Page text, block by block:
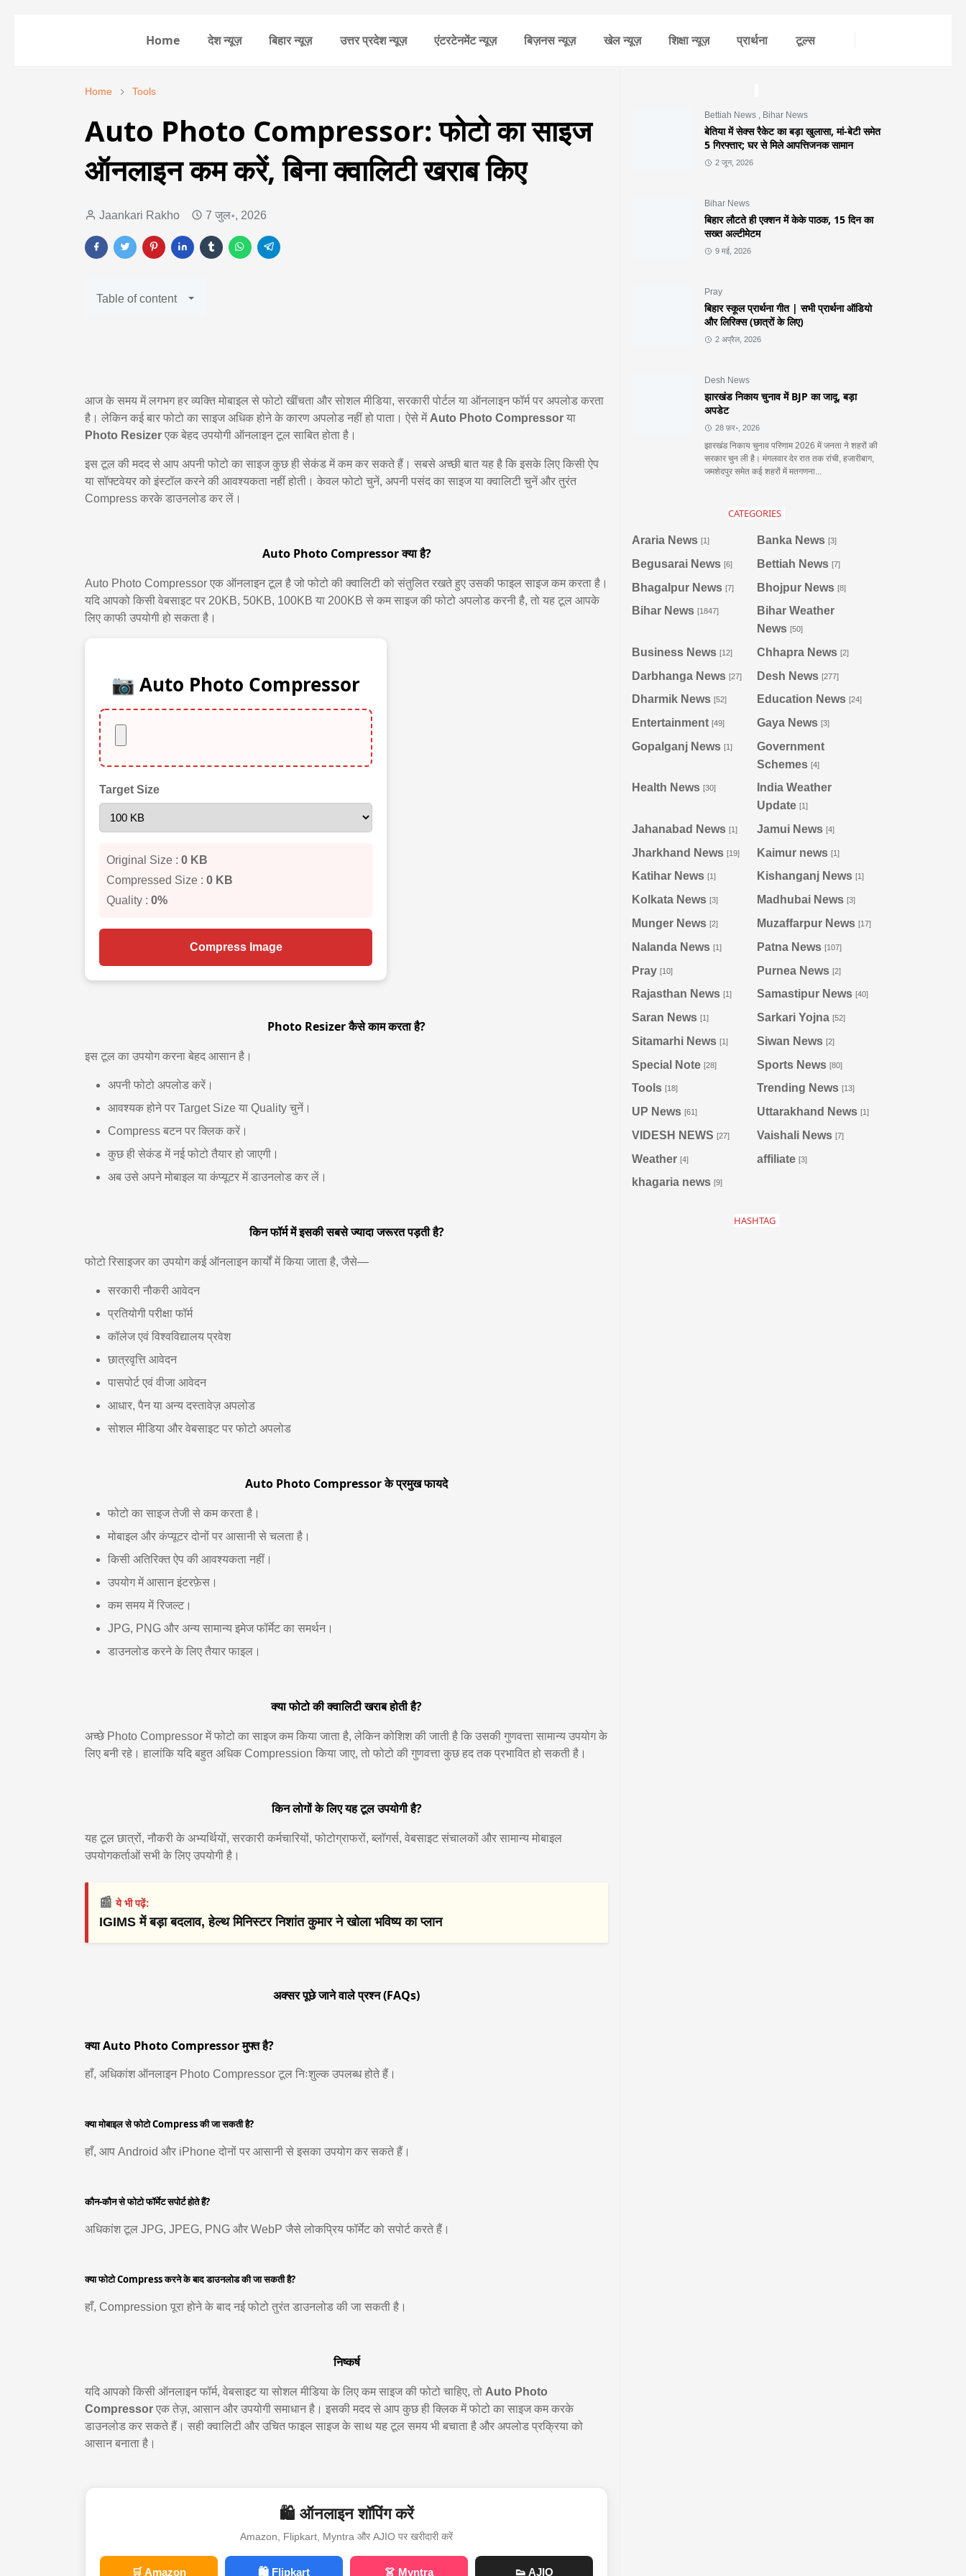
Home देश न्यूज़ बिहार न्यूज़ उत्तर प्रदेश न्यूज़ एंटरटेनमेंट न्यूज़ बिज़नस न्यूज़ खेल न्यूज़ शिक्षा न्यूज़ प्रार्थना टूल्स
Home Tools
Auto Photo Compressor: फोटो का साइज
ऑनलाइन कम करें, बिना क्वालिटी खराब किए
Jaankari Rakho 7 जुल॰, 2026
Table of content
आज के समय में लगभग हर व्यक्ति मोबाइल से फोटो खींचता और सोशल मीडिया, सरकारी पोर्टल या ऑनलाइन फॉर्म पर अपलोड करता
है। लेकिन कई बार फोटो का साइज अधिक होने के कारण अपलोड नहीं हो पाता। ऐसे में Auto Photo Compressor या
Photo Resizer एक बेहद उपयोगी ऑनलाइन टूल साबित होता है।
इस टूल की मदद से आप अपनी फोटो का साइज कुछ ही सेकंड में कम कर सकते हैं। सबसे अच्छी बात यह है कि इसके लिए किसी ऐप
या सॉफ्टवेयर को इंस्टॉल करने की आवश्यकता नहीं होती। केवल फोटो चुनें, अपनी पसंद का साइज या क्वालिटी चुनें और तुरंत
Compress करके डाउनलोड कर लें।
Auto Photo Compressor क्या है?
Auto Photo Compressor एक ऑनलाइन टूल है जो फोटो की क्वालिटी को संतुलित रखते हुए उसकी फाइल साइज कम करता है।
यदि आपको किसी वेबसाइट पर 20KB, 50KB, 100KB या 200KB से कम साइज की फोटो अपलोड करनी है, तो यह टूल आपके
लिए काफी उपयोगी हो सकता है।
📷 Auto Photo Compressor
Target Size
Original Size : 0 KB
Compressed Size : 0 KB
Quality : 0%
Compress Image
Photo Resizer कैसे काम करता है?
इस टूल का उपयोग करना बेहद आसान है।
अपनी फोटो अपलोड करें।
आवश्यक होने पर Target Size या Quality चुनें।
Compress बटन पर क्लिक करें।
कुछ ही सेकंड में नई फोटो तैयार हो जाएगी।
अब उसे अपने मोबाइल या कंप्यूटर में डाउनलोड कर लें।
किन फॉर्म में इसकी सबसे ज्यादा जरूरत पड़ती है?
फोटो रिसाइजर का उपयोग कई ऑनलाइन कार्यों में किया जाता है, जैसे—
सरकारी नौकरी आवेदन
प्रतियोगी परीक्षा फॉर्म
कॉलेज एवं विश्वविद्यालय प्रवेश
छात्रवृत्ति आवेदन
पासपोर्ट एवं वीजा आवेदन
आधार, पैन या अन्य दस्तावेज़ अपलोड
सोशल मीडिया और वेबसाइट पर फोटो अपलोड
Auto Photo Compressor के प्रमुख फायदे
फोटो का साइज तेजी से कम करता है।
मोबाइल और कंप्यूटर दोनों पर आसानी से चलता है।
किसी अतिरिक्त ऐप की आवश्यकता नहीं।
उपयोग में आसान इंटरफ़ेस।
कम समय में रिजल्ट।
JPG, PNG और अन्य सामान्य इमेज फॉर्मेट का समर्थन।
डाउनलोड करने के लिए तैयार फाइल।
क्या फोटो की क्वालिटी खराब होती है?
अच्छे Photo Compressor में फोटो का साइज कम किया जाता है, लेकिन कोशिश की जाती है कि उसकी गुणवत्ता सामान्य उपयोग के
लिए बनी रहे। हालांकि यदि बहुत अधिक Compression किया जाए, तो फोटो की गुणवत्ता कुछ हद तक प्रभावित हो सकती है।
किन लोगों के लिए यह टूल उपयोगी है?
यह टूल छात्रों, नौकरी के अभ्यर्थियों, सरकारी कर्मचारियों, फोटोग्राफरों, ब्लॉगर्स, वेबसाइट संचालकों और सामान्य मोबाइल
उपयोगकर्ताओं सभी के लिए उपयोगी है।
📰ये भी पढ़ें:
IGIMS में बड़ा बदलाव, हेल्थ मिनिस्टर निशांत कुमार ने खोला भविष्य का प्लान
अक्सर पूछे जाने वाले प्रश्न (FAQs)
क्या Auto Photo Compressor मुफ्त है?
हाँ, अधिकांश ऑनलाइन Photo Compressor टूल निःशुल्क उपलब्ध होते हैं।
क्या मोबाइल से फोटो Compress की जा सकती है?
हाँ, आप Android और iPhone दोनों पर आसानी से इसका उपयोग कर सकते हैं।
कौन-कौन से फोटो फॉर्मेट सपोर्ट होते हैं?
अधिकांश टूल JPG, JPEG, PNG और WebP जैसे लोकप्रिय फॉर्मेट को सपोर्ट करते हैं।
क्या फोटो Compress करने के बाद डाउनलोड की जा सकती है?
हाँ, Compression पूरा होने के बाद नई फोटो तुरंत डाउनलोड की जा सकती है।
निष्कर्ष
यदि आपको किसी ऑनलाइन फॉर्म, वेबसाइट या सोशल मीडिया के लिए कम साइज की फोटो चाहिए, तो Auto Photo
Compressor एक तेज़, आसान और उपयोगी समाधान है। इसकी मदद से आप कुछ ही क्लिक में फोटो का साइज कम करके
डाउनलोड कर सकते हैं। सही क्वालिटी और उचित फाइल साइज के साथ यह टूल समय भी बचाता है और अपलोड प्रक्रिया को
आसान बनाता है।
🛍️ ऑनलाइन शॉपिंग करें
Amazon, Flipkart, Myntra और AJIO पर खरीदारी करें
🛒 Amazon 🛍️ Flipkart 👗 Myntra 👟 AJIO
Bettiah News , Bihar News
बेतिया में सेक्स रैकेट का बड़ा खुलासा, मां-बेटी समेत
5 गिरफ्तार; घर से मिले आपत्तिजनक सामान
2 जून, 2026
Bihar News
बिहार लौटते ही एक्शन में केके पाठक, 15 दिन का
सख्त अल्टीमेटम
9 मई, 2026
Pray
बिहार स्कूल प्रार्थना गीत | सभी प्रार्थना ऑडियो
और लिरिक्स (छात्रों के लिए)
2 अप्रैल, 2026
Desh News
झारखंड निकाय चुनाव में BJP का जादू, बड़ा
अपडेट
28 फ़र॰, 2026
झारखंड निकाय चुनाव परिणाम 2026 में जनता ने शहरों की
सरकार चुन ली है। मंगलवार देर रात तक रांची, हजारीबाग,
जमशेदपुर समेत कई शहरों में मतगणना...
CATEGORIES
Araria News [1] Banka News [3]
Begusarai News [6] Bettiah News [7]
Bhagalpur News [7] Bhojpur News [8]
Bihar News [1847]
Bihar Weather
News [50]
Business News [12] Chhapra News [2]
Darbhanga News [27] Desh News [277]
Dharmik News [52] Education News [24]
Entertainment [49] Gaya News [3]
Gopalganj News [1]
Government
Schemes [4]
Health News [30]
India Weather
Update [1]
Jahanabad News [1] Jamui News [4]
Jharkhand News [19] Kaimur news [1]
Katihar News [1] Kishanganj News [1]
Kolkata News [3] Madhubai News [3]
Munger News [2] Muzaffarpur News [17]
Nalanda News [1] Patna News [107]
Pray [10] Purnea News [2]
Rajasthan News [1] Samastipur News [40]
Saran News [1] Sarkari Yojna [52]
Sitamarhi News [1] Siwan News [2]
Special Note [28] Sports News [80]
Tools [18] Trending News [13]
UP News [61] Uttarakhand News [1]
VIDESH NEWS [27] Vaishali News [7]
Weather [4] affiliate [3]
khagaria news [9]
HASHTAG